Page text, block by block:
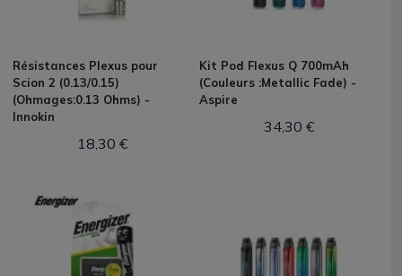
Résistances Plexus pour
Scion 2 (0.13/0.15)
(Ohmages:0.13 Ohms) -
Innokin
18,30 €
Kit Pod Flexus Q 700mAh
(Couleurs :Metallic Fade) -
Aspire
34,30 €